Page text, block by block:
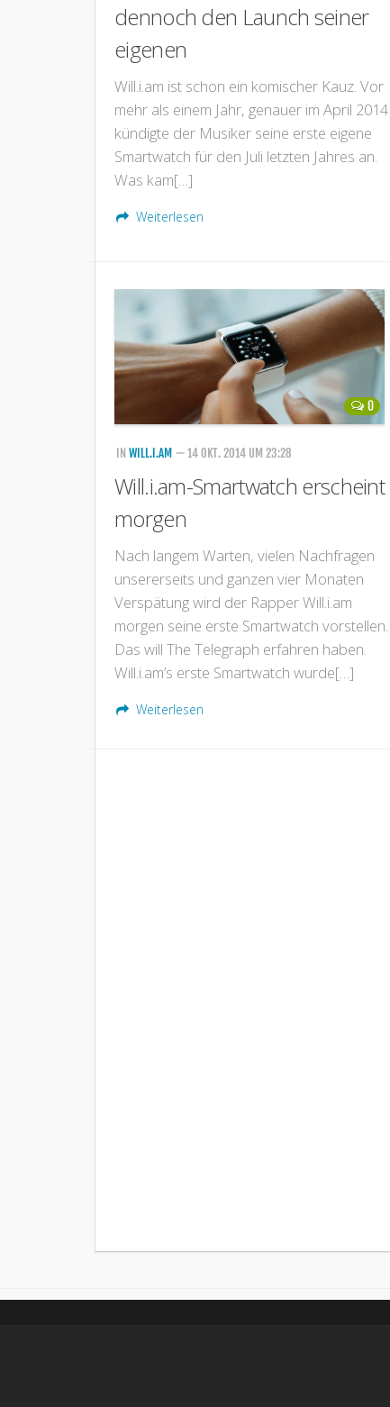
dennoch den Launch seiner
eigenen
Will.i.am ist schon ein komischer Kauz. Vor
mehr als einem Jahr, genauer im April 2014
kündigte der Musiker seine erste eigene
Smartwatch für den Juli letzten Jahres an.
Was kam[…]
Weiterlesen
0
IN WILL.I.AM — 14 OKT. 2014 UM 23:28
Will.i.am-Smartwatch erscheint
morgen
Nach langem Warten, vielen Nachfragen
unsererseits und ganzen vier Monaten
Verspätung wird der Rapper Will.i.am
morgen seine erste Smartwatch vorstellen.
Das will The Telegraph erfahren haben.
Will.i.am’s erste Smartwatch wurde[…]
Weiterlesen